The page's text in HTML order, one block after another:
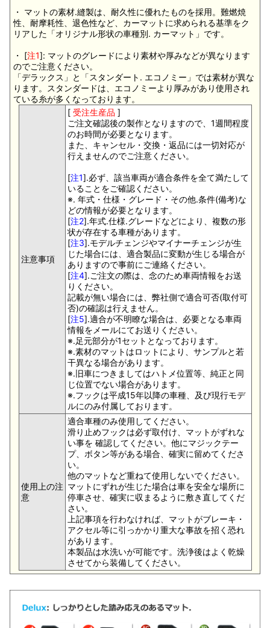
・ マットの素材.縫製は、耐久性に優れたものを採用。難燃焼
性、耐摩耗性、退色性など、カーマットに求められる基準をク
リアした「オリジナル形状の車種別. カーマット」です。
・ [注1]: マットのグレードにより素材や厚みなどが異なります
のでご注意ください。
「デラックス」と「スタンダート. エコノミー」では素材が異な
ります。スタンダードは、エコノミーより厚みがあり使用され
ている糸が多くなっております。
注意事項
[ 受注生産品 ]
ご注文確認後の製作となりますので、1週間程度
のお時間が必要となります。
また、キャンセル・交換・返品には一切対応が
行えませんのでご注意ください。
[注1].必ず、該当車両が適合条件を全て満たして
いることをご確認ください。
※. 年式・仕様・グレード・その他.条件(備考)な
どの情報が必要となります。
[注2].年式.仕様.グレードなどにより、複数の形
状が存在する車種があります。
[注3].モデルチェンジやマイナーチェンジが生
じた場合には、適合製品に変動が生じる場合が
ありますので事前にご連絡ください。
[注4].ご注文の際は、念のため車両情報をお送
りください。
記載が無い場合には、弊社側で適合可否(取付可
否)の確認は行えません。
[注5].適合が不明瞭な場合は、必要となる車両
情報をメールにてお送りください。
※.足元部分が1セットとなっております。
※.素材のマットはロットにより、サンプルと若
干異なる場合があります。
※.旧車につきましてはハトメ位置等、純正と同
じ位置でない場合があります。
※.フックは平成15年以降の車種、及び現行モデ
ルにのみ付属しております。
使用上の注
意
適合車種のみ使用してください。
滑り止めフックは必ず取付け、マットがずれな
い事を 確認してください。他にマジックテー
プ、ボタン等がある場合、確実に留めてくださ
い。
他のマットなど重ねて使用しないでください。
マットにずれが生じた場合は車を安全な場所に
停車させ、確実に収まるように敷き直してくだ
さい。
上記事項を行わなければ、マットがブレーキ・
アクセル等に引っかかり重大な事故を招く恐れ
があります。
本製品は水洗いが可能です。洗浄後はよく乾燥
させてから装備してください。